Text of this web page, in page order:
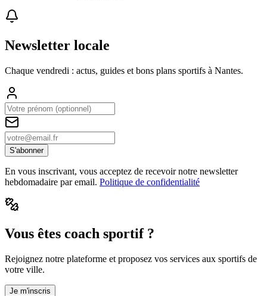
Newsletter locale
Chaque vendredi : actus, guides et bons plans sportifs à Nantes.
S'abonner
En vous inscrivant, vous acceptez de recevoir notre newsletter
hebdomadaire par email. Politique de confidentialité
Vous êtes coach sportif ?
Rejoignez notre plateforme et proposez vos services aux sportifs de
votre ville.
Je m'inscris